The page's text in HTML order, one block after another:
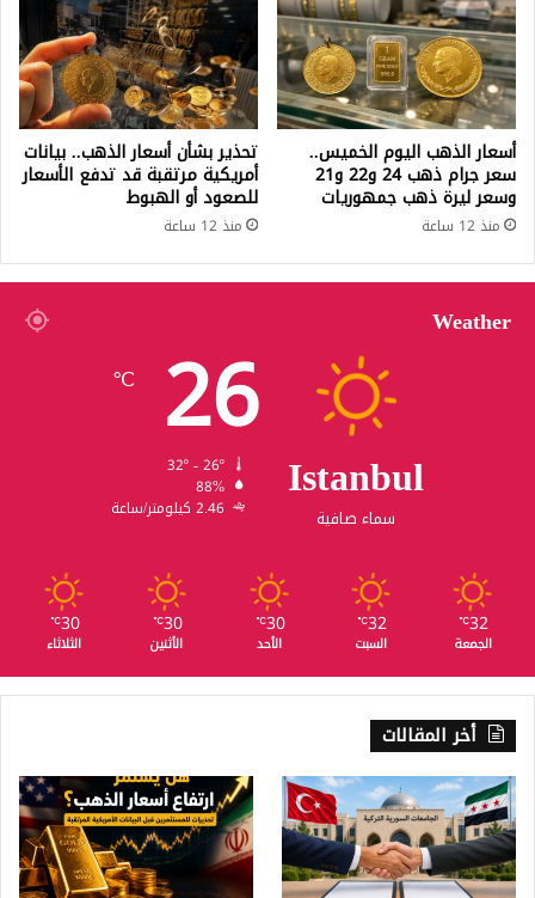
أسعار الذهب اليوم الخميس..
سعر جرام ذهب 24 و22 و21
وسعر ليرة ذهب جمهوريات
منذ 12 ساعة
تحذير بشأن أسعار الذهب.. بيانات
أمريكية مرتقبة قد تدفع الأسعار
للصعود أو الهبوط
منذ 12 ساعة
Weather
Istanbul
سماء صافية
26
℃
88%
2.46 كيلومتر/ساعة
32
℃
الجمعة
32
℃
السبت
30
℃
الأحد
30
℃
الأثنين
30
℃
الثلاثاء
أخر المقالات